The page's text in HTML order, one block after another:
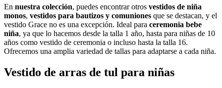
En nuestra colección, puedes encontrar otros vestidos de niña
monos, vestidos para bautizos y comuniones que se destacan, y el
vestido Grace no es una excepción. Ideal para ceremonia bebe
niña, ya que lo hacemos desde la talla 1 año, hasta para niñas de 10
años como vestido de ceremonia o incluso hasta la talla 16.
Ofrecemos una amplia variedad de tallas para adaptarse a cada niña.
Vestido de arras de tul para niñas